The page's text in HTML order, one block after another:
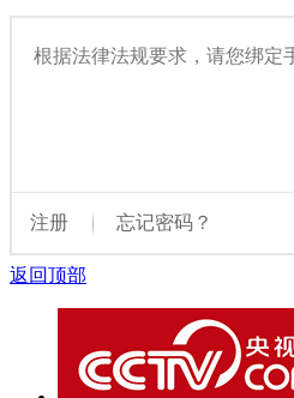
返回顶部